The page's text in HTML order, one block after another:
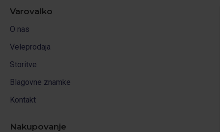
Varovalko
O nas
Veleprodaja
Storitve
Blagovne znamke
Kontakt
Nakupovanje